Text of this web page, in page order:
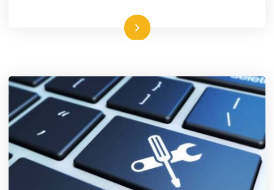
Leer más